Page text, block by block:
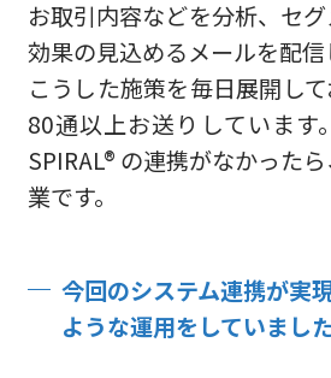
お取引内容などを分析、セ
効果の見込めるメールを配信
こうした施策を毎日展開し
80通以上お送りしています
SPIRAL® の連携がなかった
業です。
今回のシステム連携が実
ような運用をしていまし